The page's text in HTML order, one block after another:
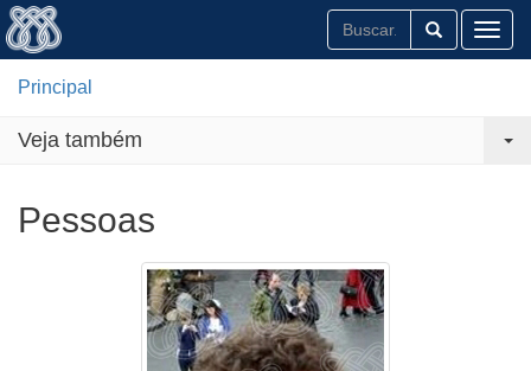
Principal
Veja também
Pessoas